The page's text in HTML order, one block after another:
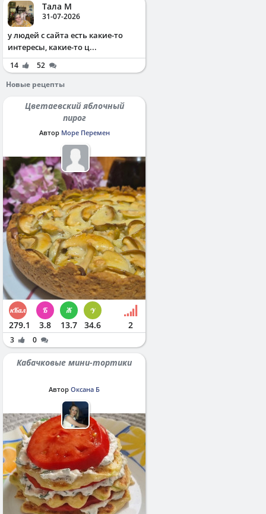
Тала М
31-07-2026
у людей с сайта есть какие-то
интересы, какие-то ц...
14
52
Новые рецепты
Цветаевский яблочный
пирог
Автор Море Перемен
279.1 3.8 13.7 34.6 2
3 0
Кабачковые мини-тортики
Автор Оксана Б